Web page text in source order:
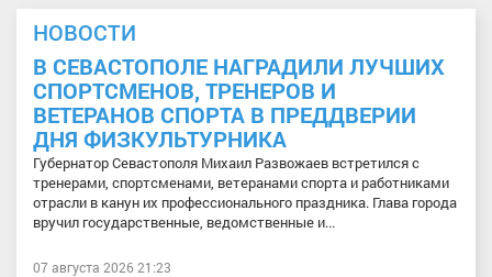
НОВОСТИ
В СЕВАСТОПОЛЕ НАГРАДИЛИ ЛУЧШИХ
СПОРТСМЕНОВ, ТРЕНЕРОВ И
ВЕТЕРАНОВ СПОРТА В ПРЕДДВЕРИИ
ДНЯ ФИЗКУЛЬТУРНИКА
Губернатор Севастополя Михаил Развожаев встретился с
тренерами, спортсменами, ветеранами спорта и работниками
отрасли в канун их профессионального праздника. Глава города
вручил государственные, ведомственные и...
07 августа 2026 21:23